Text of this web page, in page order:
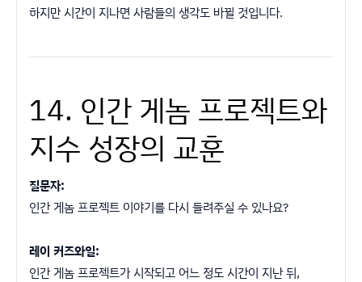
하지만 시간이 지나면 사람들의 생각도 바뀔 것입니다.
14. 인간 게놈 프로젝트와
지수 성장의 교훈
질문자:
인간 게놈 프로젝트 이야기를 다시 들려주실 수 있나요?
레이 커즈와일:
인간 게놈 프로젝트가 시작되고 어느 정도 시간이 지난 뒤,